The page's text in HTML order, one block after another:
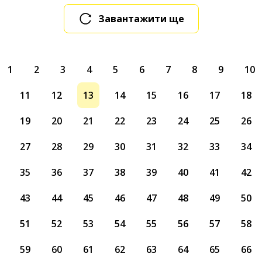
Завантажити ще
1 2 3 4 5 6 7 8 9
10
11
12 13 14 15 16 17
18
19
20 21 22 23 24 25
26
27
28 29 30 31 32 33
34
35
36 37 38 39 40 41
42
43
44 45 46 47 48 49
50
51
52 53 54 55 56 57
58
59
60 61 62 63 64 65
66